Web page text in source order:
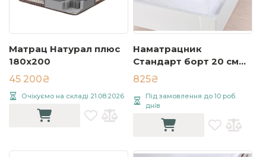
Матрац Натурал плюс
180x200
45 200₴
Очікуємо на складі 21.08.2026
Наматрацник
Стандарт борт 20 см
160х200 см Білий
825₴
Під замовлення до 10 роб.
днів